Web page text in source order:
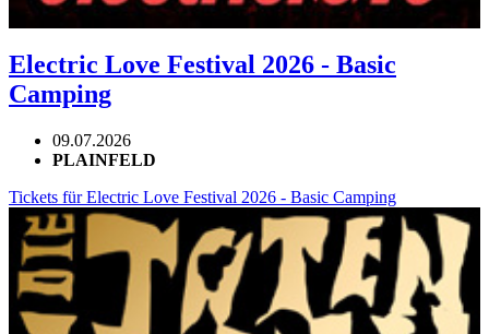
Electric Love Festival 2026 - Basic
Camping
09.07.2026
PLAINFELD
Tickets für Electric Love Festival 2026 - Basic Camping